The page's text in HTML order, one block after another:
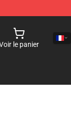
le panier